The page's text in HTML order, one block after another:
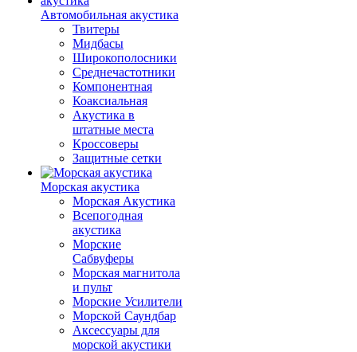
Автомобильная акустика
Твитеры
Мидбасы
Широкополосники
Среднечастотники
Компонентная
Коаксиальная
Акустика в
штатные места
Кроссоверы
Защитные сетки
Морская акустика
Морская Акустика
Всепогодная
акустика
Морские
Сабвуферы
Морская магнитола
и пульт
Морские Усилители
Морской Cаундбар
Аксессуары для
морской акустики